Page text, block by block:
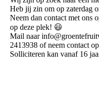
Heb jij zin om op zaterdag
Neem dan contact met ons
op deze plek! 😃
Mail naar
2413938 of neem contact
Solliciteren kan vanaf 16